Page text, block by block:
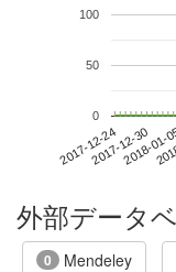
2017-12-242017-12-30
2018-
0
50
100
外部データ
0 Mendeley